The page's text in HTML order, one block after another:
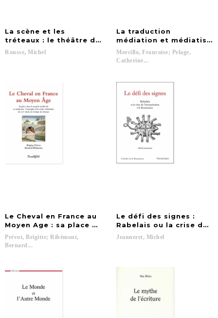
La scène et les
tréteaux : le théâtre de la farce au Moyen Age
Rousse, Michel
La traduction
médiation et
Morcillo, Francoise; Pelage,
Catherine...
Le Cheval en France au
Moyen Age : sa place dans le monde médiéval, sa
Prévot, Brigitte; Ribémont,
Bernard...
Le défi des signes :
Rabelais ou la crise de
Jeanneret, Michel